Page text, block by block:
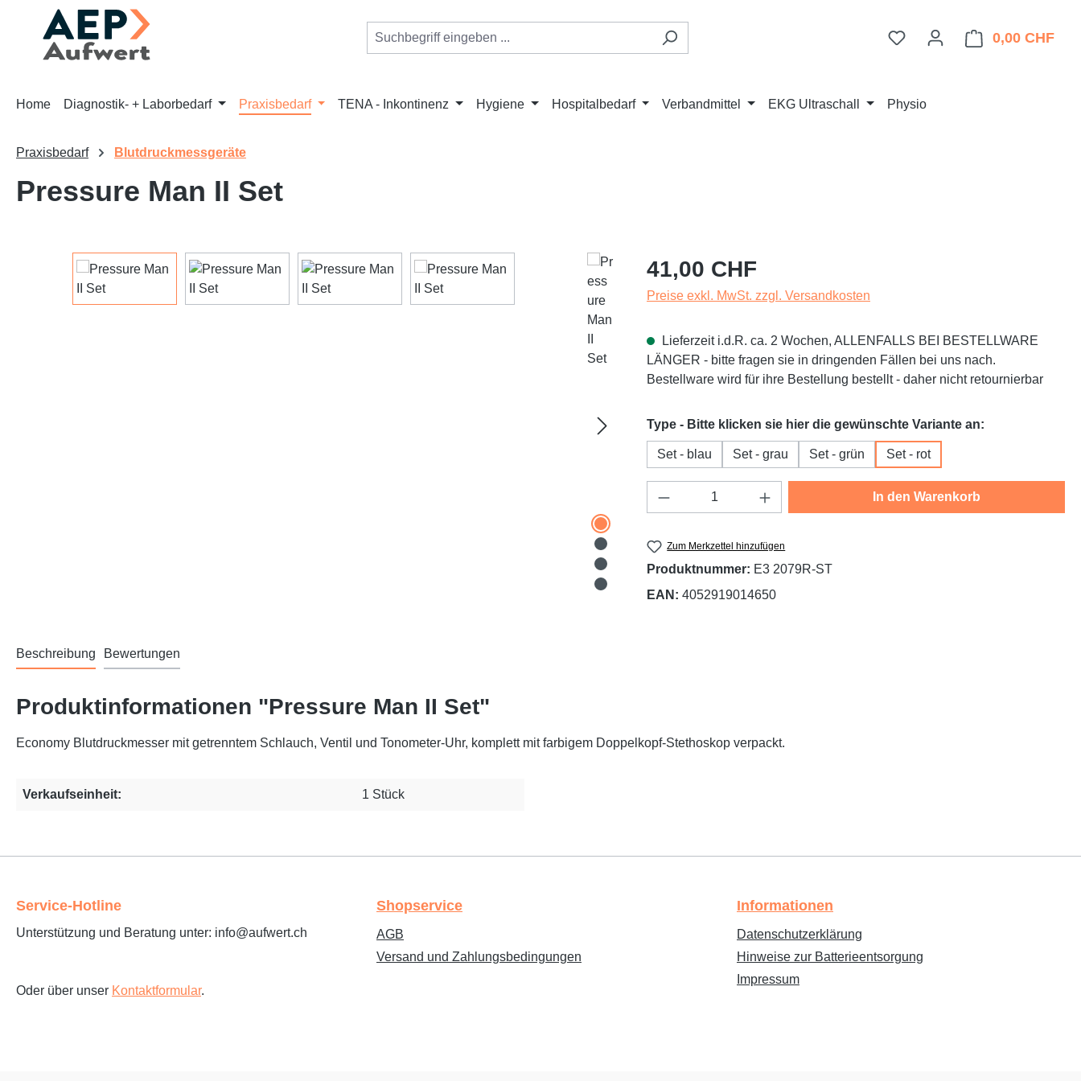
Hauptinhalt springen
Zur Suche springen
Zur Hauptnavigation springen
Du hast 0 Produkte auf dem
0,00 CHF
Home Diagnostik- + Laborbedarf Praxisbedarf TENA - Inkontinenz Hygiene Hospitalbedarf Verbandmittel EKG Ultraschall Physio
Praxisbedarf Blutdruckmessgeräte
Pressure Man II Set
Bildergalerie überspringen Regulärer Preis:
41,00 CHF
Preise exkl. MwSt. zzgl. Versandkosten
Lieferzeit i.d.R. ca. 2 Wochen, ALLENFALLS BEI BESTELLWARE
LÄNGER - bitte fragen sie in dringenden Fällen bei uns nach.
Bestellware wird für ihre Bestellung bestellt - daher nicht retournierbar
Type - Bitte klicken sie hier die gewünschte Variante an:
Set - blau Set - grau Set - grün Set - rot
Produkt Anzahl: Gib den gewünschten Wert ein
In den Warenkorb
Zum Merkzettel hinzufügen
Produktnummer: E3 2079R-ST
EAN: 4052919014650
Beschreibung Bewertungen
Produktinformationen "Pressure Man II Set"
Economy Blutdruckmesser mit getrenntem Schlauch, Ventil und Tonometer-Uhr, komplett mit farbigem Doppelkopf-Stethoskop verpackt.
Verkaufseinheit: 1 Stück
Service-Hotline
Unterstützung und Beratung unter: info@aufwert.ch
Oder über unser Kontaktformular.
Shopservice
AGB
Versand und Zahlungsbedingungen
Informationen
Datenschutzerklärung
Hinweise zur Batterieentsorgung
Impressum